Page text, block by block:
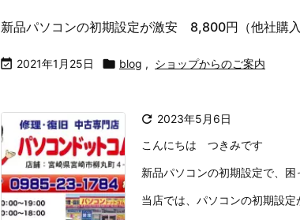
新品パソコンの初期設定が激安 8,800円（他社購
 2021年1月25日  blog , ショップからのご案内
 2023年5月6日
こんにちは つきみです
新品パソコンの初期設定で、困
当店では、パソコンの初期設